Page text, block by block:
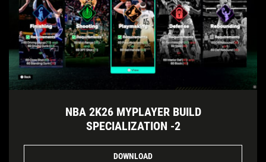
NBA 2K26 MYPLAYER BUILD
SPECIALIZATION -2
DOWNLOAD